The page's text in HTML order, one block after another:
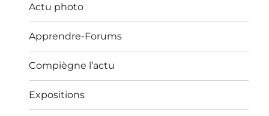
Actu photo
Apprendre-Forums
Compiègne l’actu
Expositions